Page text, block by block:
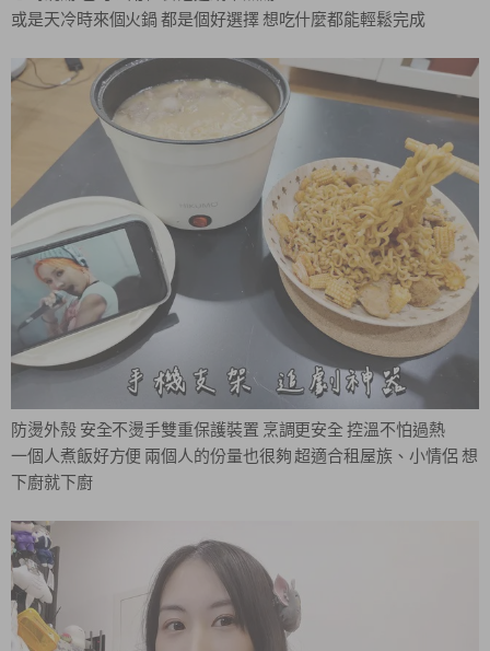
或是天冷時來個火鍋 都是個好選擇 想吃什麼都能輕鬆完成
防燙外殼 安全不燙手雙重保護裝置 烹調更安全 控溫不怕過熱
一個人煮飯好方便 兩個人的份量也很夠 超適合租屋族、小情侶 想
下廚就下廚